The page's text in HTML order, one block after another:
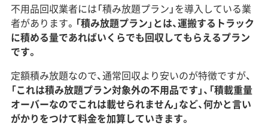
不用品回収業者には「積み放題プラン」を導入している業
者があります。 「積み放題プラン」とは、運搬するトラック
に積める量であればいくらでも回収してもらえるプラン
です。
定額積み放題なので、通常回収より安いのが特徴ですが、
「これは積み放題プラン対象外の不用品です」、「積載重量
オーバーなのでこれは載せられません」など、何かと言い
がかりをつけて料金を加算していきます。